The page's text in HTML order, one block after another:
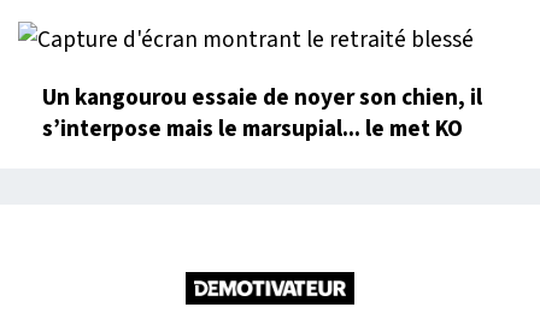
Un kangourou essaie de noyer son chien, il
s’interpose mais le marsupial... le met KO